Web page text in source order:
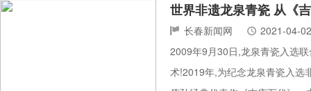
世界非遗龙泉青瓷 从《
长春新闻网
2021-04-02
2009年9月30日,龙泉青瓷入选
术!2019年,为纪念龙泉青瓷入选